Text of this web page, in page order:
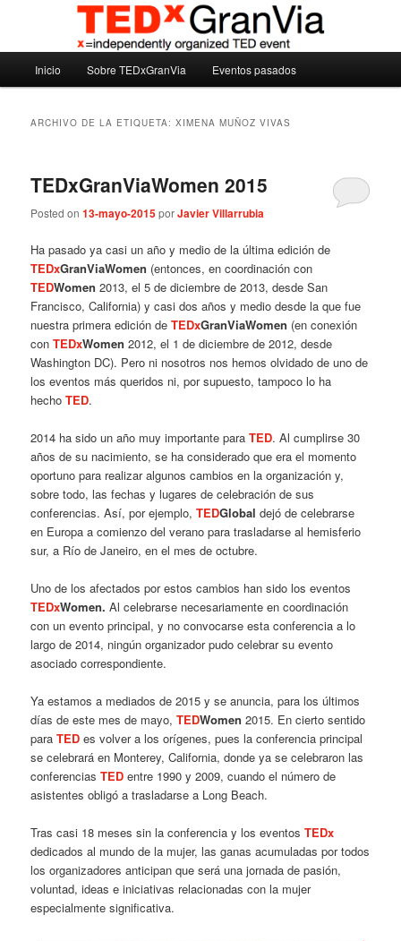
principal
secundarioTEDxGranVia
Madrid – España – Spain
Inicio Sobre TEDxGranVia Eventos pasados
ARCHIVO DE LA ETIQUETA:XIMENA MUÑOZ VIVAS
TEDxGranViaWomen 2015
Posted on13-mayo-2015porJavier Villarrubia
Ha pasado ya casi un año y medio de la última edición de
TEDxGranViaWomen (entonces, en coordinación con
TEDWomen 2013, el 5 de diciembre de 2013, desde San
Francisco, California) y casi dos años y medio desde la que fue
nuestra primera edición deTEDxGranViaWomen (en conexión
conTEDxWomen 2012, el 1 de diciembre de 2012, desde
Washington DC). Pero ni nosotros nos hemos olvidado de uno de
los eventos más queridos ni, por supuesto, tampoco lo ha
hechoTED.
2014 ha sido un año muy importante paraTED. Al cumplirse 30
años de su nacimiento, se ha considerado que era el momento
oportuno para realizar algunos cambios en la organización y,
sobre todo, las fechas y lugares de celebración de sus
conferencias. Así, por ejemplo,TEDGlobal dejó de celebrarse
en Europa a comienzo del verano para trasladarse al hemisferio
sur, a Río de Janeiro, en el mes de octubre.
Uno de los afectados por estos cambios han sido los eventos
TEDxWomen. Al celebrarse necesariamente en coordinación
con un evento principal, y no convocarse esta conferencia a lo
largo de 2014, ningún organizador pudo celebrar su evento
asociado correspondiente.
Ya estamos a mediados de 2015 y se anuncia, para los últimos
días de este mes de mayo,TEDWomen 2015. En cierto sentido
paraTED es volver a los orígenes, pues la conferencia principal
se celebrará en Monterey, California, donde ya se celebraron las
conferenciasTED entre 1990 y 2009, cuando el número de
asistentes obligó a trasladarse a Long Beach.
Tras casi 18 meses sin la conferencia y los eventosTEDx
dedicados al mundo de la mujer, las ganas acumuladas por todos
los organizadores anticipan que será una jornada de pasión,
voluntad, ideas e iniciativas relacionadas con la mujer
especialmente significativa.